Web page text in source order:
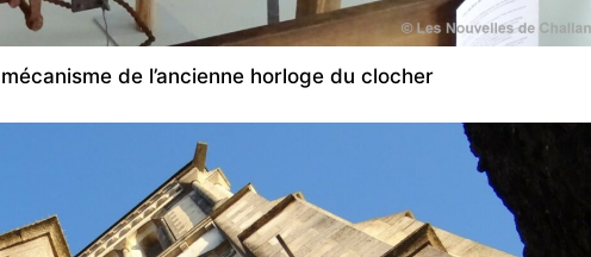
de l’ancienne horloge du clocher